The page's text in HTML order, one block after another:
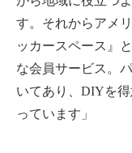
す。それからアメ
ッカースペース』
な会員サービス。
いてあり、DIYを
っています」